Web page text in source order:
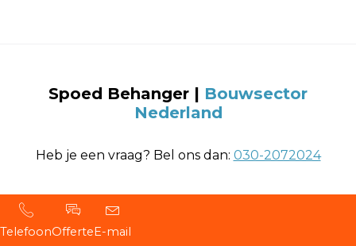
Spoed Behanger | Bouwsector
Nederland
Heb je een vraag? Bel ons dan: 030-2072024
TelefoonOfferteE-mail